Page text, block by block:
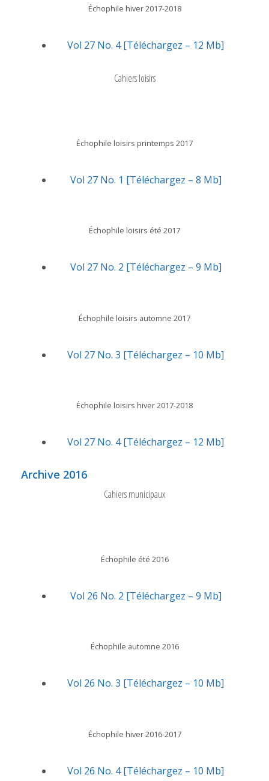
Échophile hiver 2017-2018
Vol 27 No. 4 [Téléchargez – 12 Mb]
Cahiers loisirs
Échophile loisirs printemps 2017
Vol 27 No. 1 [Téléchargez – 8 Mb]
Échophile loisirs été 2017
Vol 27 No. 2 [Téléchargez – 9 Mb]
Échophile loisirs automne 2017
Vol 27 No. 3 [Téléchargez – 10 Mb]
Échophile loisirs hiver 2017-2018
Vol 27 No. 4 [Téléchargez – 12 Mb]
Archive 2016
Cahiers municipaux
Échophile été 2016
Vol 26 No. 2 [Téléchargez – 9 Mb]
Échophile automne 2016
Vol 26 No. 3 [Téléchargez – 10 Mb]
Échophile hiver 2016-2017
Vol 26 No. 4 [Téléchargez – 10 Mb]